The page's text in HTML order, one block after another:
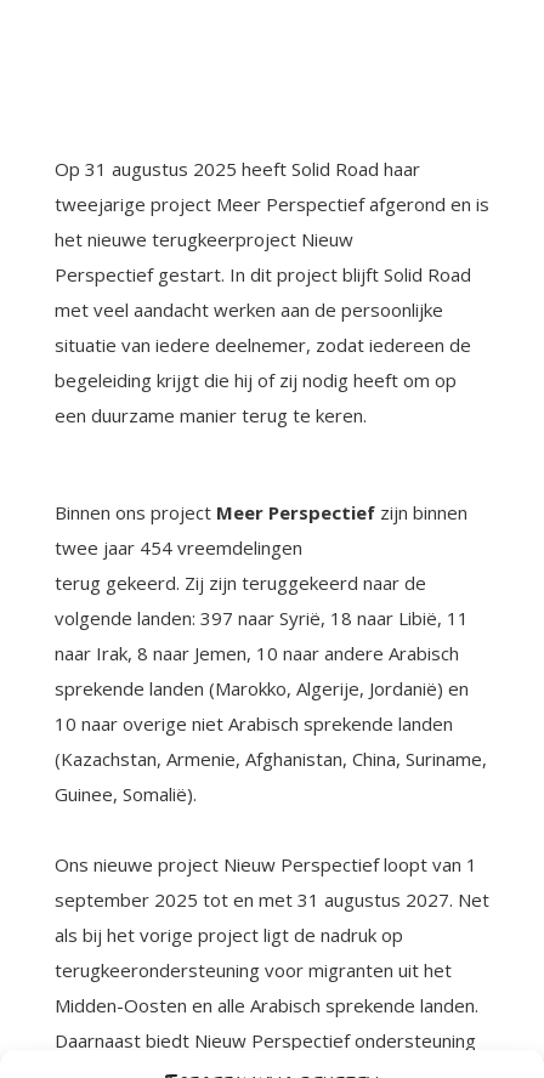
Op 31 augustus 2025 heeft Solid Road haar
tweejarige project Meer Perspectief afgerond en is
het nieuwe terugkeerproject Nieuw
Perspectief gestart. In dit project blijft Solid Road
met veel aandacht werken aan de persoonlijke
situatie van iedere deelnemer, zodat iedereen de
begeleiding krijgt die hij of zij nodig heeft om op
een duurzame manier terug te keren.
Binnen ons project Meer Perspectiefzijn binnen
twee jaar 454 vreemdelingen
terug gekeerd. Zij zijn teruggekeerd naar de
volgende landen: 397 naar Syrië, 18 naar Libië, 11
naar Irak, 8 naar Jemen, 10 naar andere Arabisch
sprekende landen (Marokko, Algerije, Jordanië) en
10 naar overige niet Arabisch sprekende landen
(Kazachstan, Armenie, Afghanistan, China, Suriname,
Guinee, Somalië).
Ons nieuwe project Nieuw Perspectief loopt van 1
september 2025 tot en met 31 augustus 2027. Net
als bij het vorige project ligt de nadruk op
terugkeerondersteuning voor migranten uit het
Midden-Oosten en alle Arabisch sprekende landen.
Daarnaast biedt Nieuw Perspectief ondersteuning